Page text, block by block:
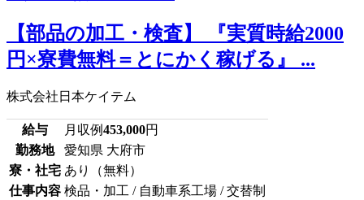
【部品の加工・検査】 『実質時給2000
円×寮費無料＝とにかく稼げる』 ...
株式会社日本ケイテム
給与 月収例453,000円
勤務地
愛知県 大府市
寮・社宅 あり（無料）
仕事内容 検品・加工 / 自動車系工場 / 交替制